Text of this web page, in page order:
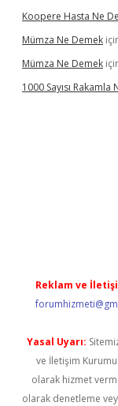
Koopere Hasta Ne
Mümza Ne Demek
Mümza Ne Demek
1000 Sayısı Rakamla
Reklam ve
Yasal Uyarı:
ve İletişim Kurumu
olarak hizmet
olarak denetleme